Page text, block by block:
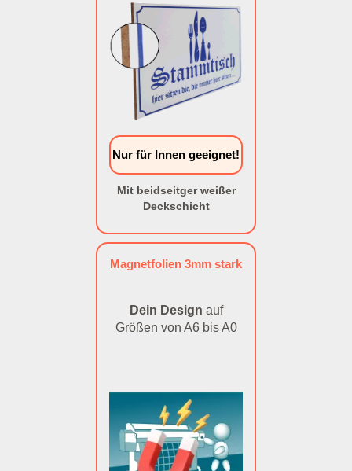
Nur für Innen geeignet!
Mit beidseitger weißer
Deckschicht
Magnetfolien 3mm stark
Dein Design auf
Größen von A6 bis A0